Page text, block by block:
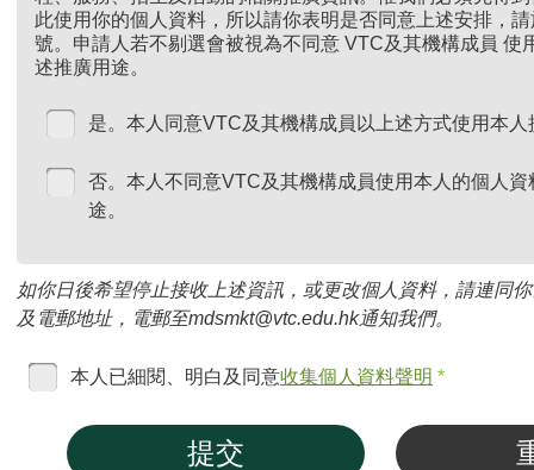
此使用你的個人資料，所以請你表明是否同意上述安排，
號。申請人若不剔選會被視為不同意 VTC及其機構成員 使
述推廣用途。
是。本人同意VTC及其機構成員以上述方式使用本
否。本人不同意VTC及其機構成員使用本人的個人
途。
如你日後希望停止接收上述資訊，或更改個人資料，請連同
及電郵地址，電郵至mdsmkt@vtc.edu.hk通知我們。
本人已細閱、明白及同意收集個人資料聲明 *
提交